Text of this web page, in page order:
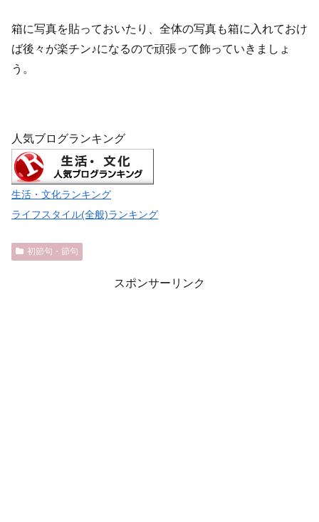
箱に写真を貼っておいたり、全体の写真も箱に入れておけ
ば後々が楽チン♪になるので頑張って飾っていきましょ
う。
人気ブログランキング
生活・文化ランキング
ライフスタイル(全般)ランキング
初節句・節句
スポンサーリンク